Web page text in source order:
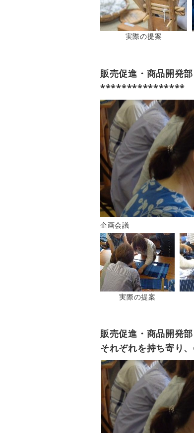
実際の提案
販売促進・商品開発部
****************
企画会議
実際の提案
販売促進・商品開発部
それぞれを持ち寄り